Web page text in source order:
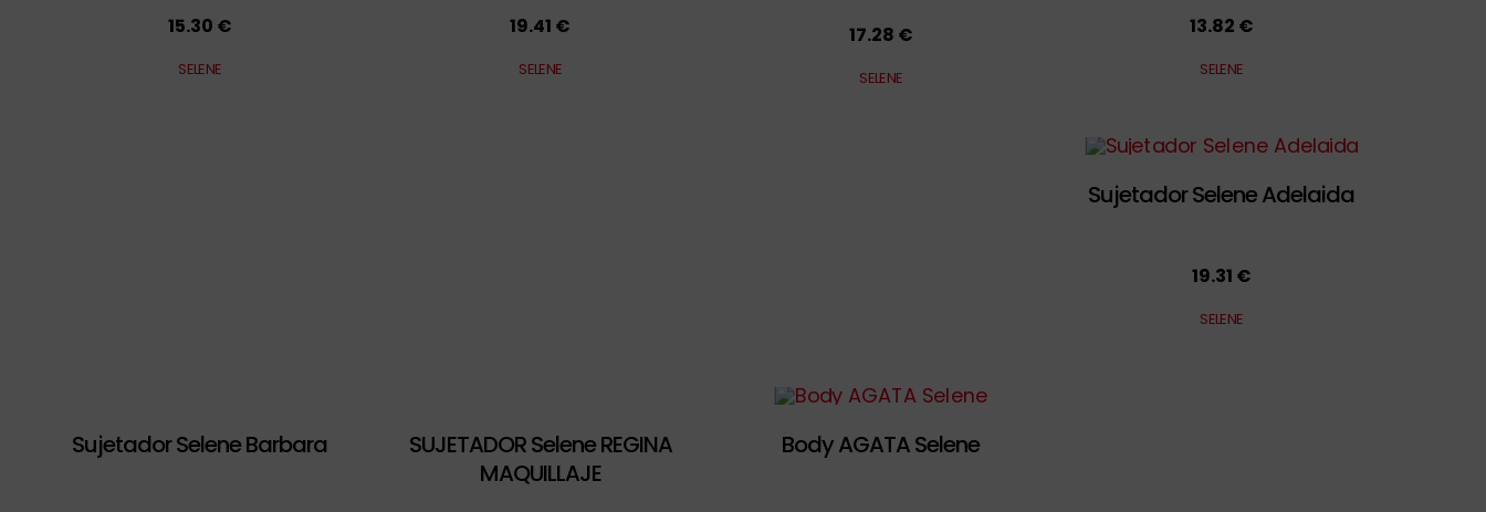
15.30 €
SELENE
19.41 €
SELENE
17.28 €
SELENE
13.82 €
SELENE
Sujetador Selene Adelaida
19.31 €
SELENE
Sujetador Selene Barbara
SUJETADOR Selene REGINA
MAQUILLAJE
Body AGATA Selene